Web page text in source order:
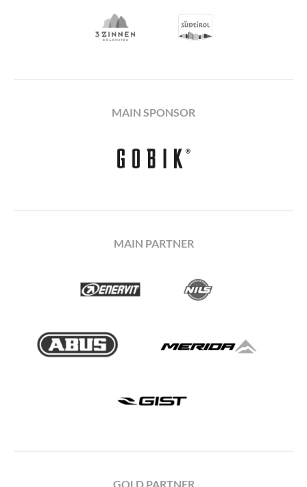
MAIN SPONSOR
MAIN PARTNER
GOLD PARTNER